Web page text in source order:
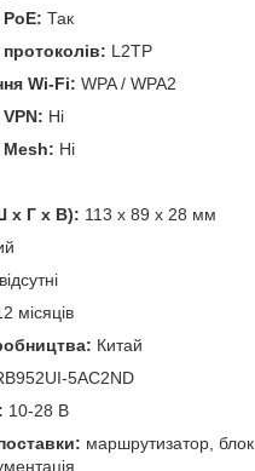
Так
L2TP
Wi-Fi: WPA / WPA2
Ні
Mesh: Ні
х Г х В): 113 x 89 x 28 мм
місяців
Китай
5AC2ND
10-28 В
маршрутизатор, блок